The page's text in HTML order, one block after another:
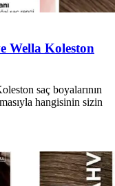
Wella Koleston
saç boyalarının
hangisinin sizin